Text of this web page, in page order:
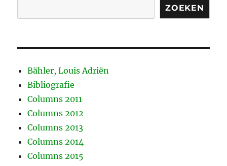
ZOEKEN
Bähler, Louis Adriën
Bibliografie
Columns 2011
Columns 2012
Columns 2013
Columns 2014
Columns 2015